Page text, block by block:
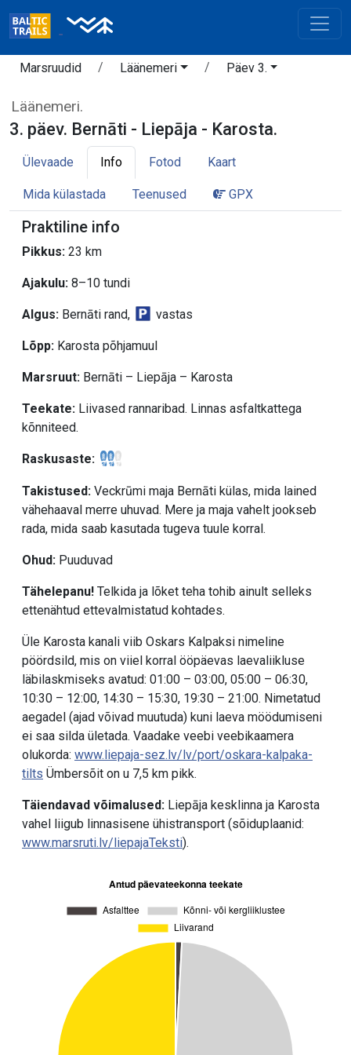
Marsruudid Läänemeri Päev 3.
Läänemeri.
3. päev. Bernāti - Liepāja - Karosta.
Ülevaade Info Fotod Kaart
Mida külastada Teenused GPX
Praktiline info
Pikkus: 23 km
Ajakulu: 8–10 tundi
Algus: Bernāti rand, vastas
Lõpp: Karosta põhjamuul
Marsruut: Bernāti – Liepāja – Karosta
Teekate: Liivased rannaribad. Linnas asfaltkattega
kõnniteed.
Raskusaste:
Takistused: Veckrūmi maja Bernāti külas, mida lained
vähehaaval merre uhuvad. Mere ja maja vahelt jookseb
rada, mida saab kasutada tugeva tuule korral.
Ohud: Puuduvad
Tähelepanu! Telkida ja lõket teha tohib ainult selleks
ettenähtud ettevalmistatud kohtades.
Üle Karosta kanali viib Oskars Kalpaksi nimeline
pöördsild, mis on viiel korral ööpäevas laevaliikluse
läbilaskmiseks avatud: 01:00 – 03:00, 05:00 – 06:30,
10:30 – 12:00, 14:30 – 15:30, 19:30 – 21:00. Nimetatud
aegadel (ajad võivad muutuda) kuni laeva möödumiseni
ei saa silda ületada. Vaadake veebi veebikaamera
olukorda: www.liepaja-sez.lv/lv/port/oskara-kalpaka-
tilts Ümbersõit on u 7,5 km pikk.
Täiendavad võimalused: Liepāja kesklinna ja Karosta
vahel liigub linnasisene ühistransport (sõiduplaanid:
www.marsruti.lv/liepajaTeksti).